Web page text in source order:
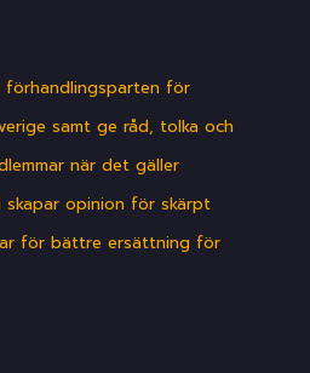
för
samt ge råd, tolka och
när det gäller
skapar opinion för skärpt
för bättre ersättning för